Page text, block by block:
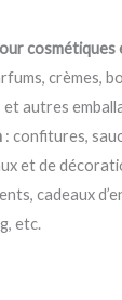
crèmes,
autres
: confitures,
et de
cadeaux
, etc.